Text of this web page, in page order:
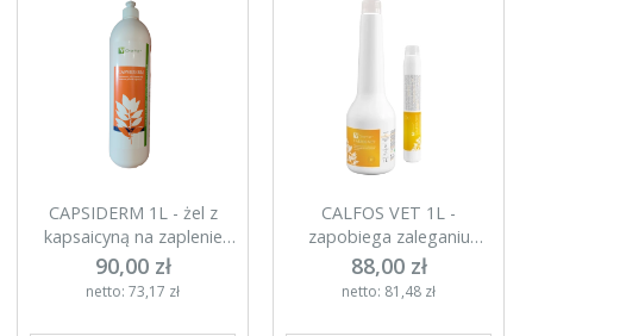
CAPSIDERM 1L - żel z
kapsaicyną na zaplenie
wymion
90,00 zł
netto: 73,17 zł
CALFOS VET 1L -
zapobiega zaleganiu
poporodowemu
88,00 zł
netto: 81,48 zł